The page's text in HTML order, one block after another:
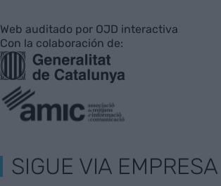
Web auditado por OJD interactiva
Con la colaboración de:
SIGUE VIA EMPRESA